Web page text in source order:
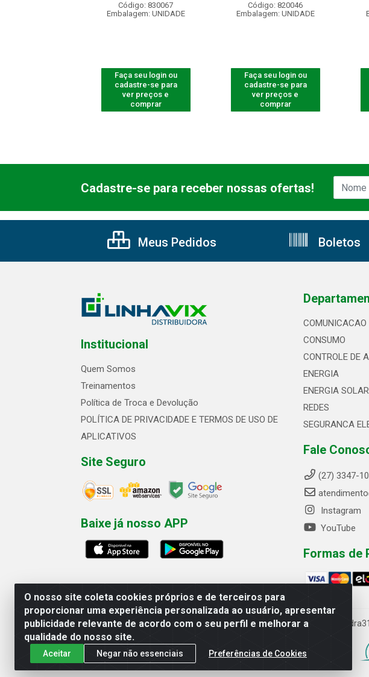
Código: 830067
Embalagem: UNIDADE
Faça seu login ou
cadastre-se para
ver preços e
comprar
Código: 820046
Embalagem: UNIDADE
Faça seu login ou
cadastre-se para
ver preços e
comprar
O nosso site coleta cookies próprios e de terceiros para
proporcionar uma experiência personalizada ao usuário, apresentar
publicidade relevante de acordo com o seu perfil e melhorar a
qualidade do nosso site.
Aceitar Negar não essenciais Preferências de Cookies
Cadastre-se para receber nossas ofertas!
Meus Pedidos Boletos
Institucional
Quem Somos
Treinamentos
Política de Troca e Devolução
POLÍTICA DE PRIVACIDADE E TERMOS DE USO DE
APLICATIVOS
Site Seguro
Baixe já nosso APP
COMUNICACAO
CONSUMO
CONTROLE DE
ENERGIA
ENERGIA SOLAR
REDES
SEGURANCA
Fale
(27) 3347-
Instagram
YouTube
Formas de
Linhavix Distribuidora LTDA - Avenida Alegre, 2521 -